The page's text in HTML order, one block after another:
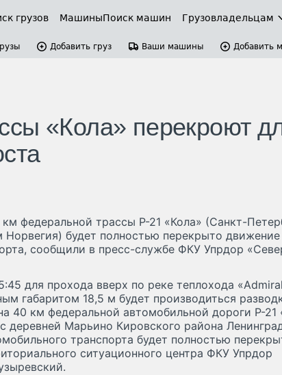
грузов МашиныПоиск машин Грузовладельцам
Добавить груз Ваши машины Добавить
«Кола» перекроют
федеральной трассы Р-21 «Кола» (Санкт-
Норвегия) будет полностью перекрыто движение
сообщили в пресс-службе ФКУ Упрдор
для прохода вверх по реке теплохода
габаритом 18,5 м будет производиться
40 км федеральной автомобильной дороги Р-21
деревней Марьино Кировского района
транспорта будет полностью
ситуационного центра ФКУ Упрдор